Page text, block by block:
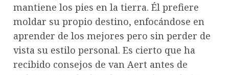
mantiene los pies en la tierra. Él prefiere
moldar su propio destino, enfocándose en
aprender de los mejores pero sin perder de
vista su estilo personal. Es cierto que ha
recibido consejos de van Aert antes de